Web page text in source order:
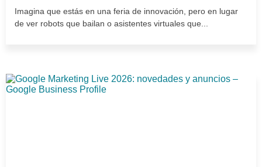
Imagina que estás en una feria de innovación, pero en lugar
de ver robots que bailan o asistentes virtuales que...